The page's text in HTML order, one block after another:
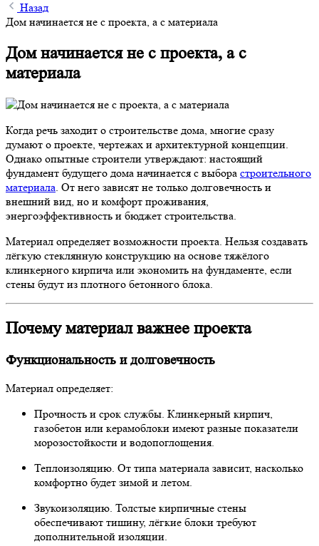
Назад
Дом начинается не с проекта, а с материала
Дом начинается не с проекта, а с
материала
Когда речь заходит о строительстве дома, многие сразу
думают о проекте, чертежах и архитектурной концепции.
Однако опытные строители утверждают: настоящий
фундамент будущего дома начинается с выбора строительного
материала. От него зависят не только долговечность и
внешний вид, но и комфорт проживания,
энергоэффективность и бюджет строительства.
Материал определяет возможности проекта. Нельзя создавать
лёгкую стеклянную конструкцию на основе тяжёлого
клинкерного кирпича или экономить на фундаменте, если
стены будут из плотного бетонного блока.
Почему материал важнее проекта
Функциональность и долговечность
Материал определяет:
Прочность и срок службы. Клинкерный кирпич,
газобетон или керамоблоки имеют разные показатели
морозостойкости и водопоглощения.
Теплоизоляцию. От типа материала зависит, насколько
комфортно будет зимой и летом.
Звукоизоляцию. Толстые кирпичные стены
обеспечивают тишину, лёгкие блоки требуют
дополнительной изоляции.